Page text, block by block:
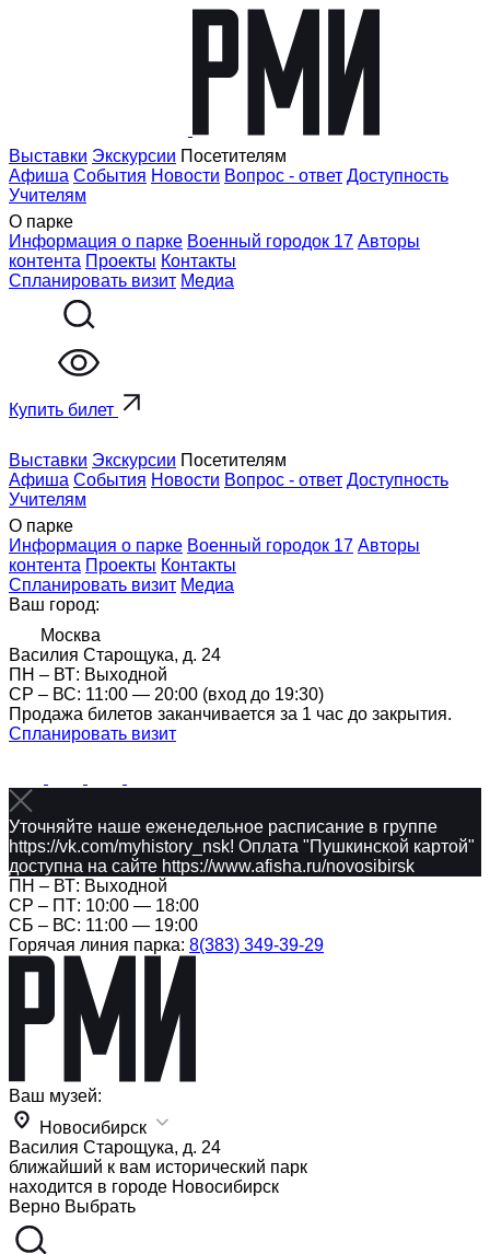
Выставки Экскурсии Посетителям
Афиша События Новости Вопрос - ответ Доступность
Учителям
О парке
Информация о парке Военный городок 17 Авторы
контента Проекты Контакты
Спланировать визит Медиа
Купить билет
Выставки Экскурсии Посетителям
Афиша События Новости Вопрос - ответ Доступность
Учителям
О парке
Информация о парке Военный городок 17 Авторы
контента Проекты Контакты
Спланировать визит Медиа
Ваш город:
Москва
Василия Старощука, д. 24
ПН – ВТ: Выходной
CР – ВС: 11:00 — 20:00 (вход до 19:30)
Продажа билетов заканчивается за 1 час до закрытия.
Спланировать визит
Уточняйте наше еженедельное расписание в группе
https://vk.com/myhistory_nsk! Оплата "Пушкинской картой"
доступна на сайте https://www.afisha.ru/novosibirsk
ПН – ВТ: Выходной
CР – ПТ: 10:00 — 18:00
СБ – ВС: 11:00 — 19:00
Горячая линия парка: 8(383) 349-39-29
Ваш музей:
Новосибирск
Василия Старощука, д. 24
ближайший к вам исторический парк
находится в городе Новосибирск
Верно Выбрать